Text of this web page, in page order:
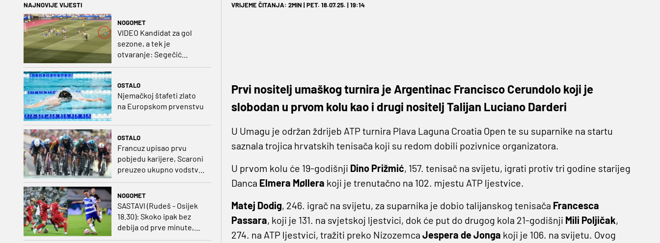
NAJNOVIJE VIJESTI
NOGOMET
VIDEO Kandidat za gol
sezone, a tek je
otvaranje: Segečić
OSTALO
Njemačkoj štafeti zlato
na Europskom prvenstvu
OSTALO
Francuz upisao prvu
pobjedu karijere, Scaroni
preuzeo ukupno vodstvo
u Poljskoj
NOGOMET
SASTAVI (Rudeš - Osijek
18.30): Skoko ipak bez
debija od prve minute,
gosti promijenili
VRIJEME ČITANJA: 2MIN | PET. 18.07.25. | 19:14
Prvi nositelj umaškog turnira je Argentinac Francisco Cerundolo koji je
slobodan u prvom kolu kao i drugi nositelj Talijan Luciano Darderi
U Umagu je održan ždrijeb ATP turnira Plava Laguna Croatia Open te su suparnike na startu
saznala trojica hrvatskih tenisača koji su redom dobili pozivnice organizatora.
U prvom kolu će 19-godišnji Dino Prižmić, 157. tenisač na svijetu, igrati protiv tri godine starijeg
Danca Elmera Møllera koji je trenutačno na 102. mjestu ATP ljestvice.
Matej Dodig, 246. igrač na svijetu, za suparnika je dobio talijanskog tenisača Francesca
Passara, koji je 131. na svjetskoj ljestvici, dok će put do drugog kola 21-godišnji Mili Poljičak,
274. na ATP ljestvici, tražiti preko Nizozemca Jespera de Jonga koji je 106. na svijetu. Ovog